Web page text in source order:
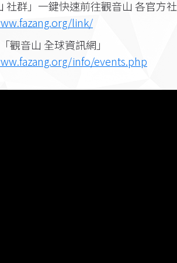
社群」一鍵快速前往觀音山 各官方
link/
觀音山 全球資訊網」
info/events.php